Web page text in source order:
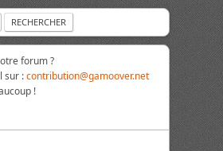
forum ?
sur :contribution@gamoover.net
!